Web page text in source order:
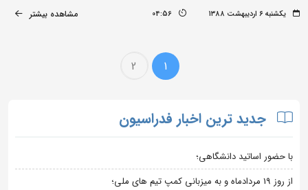
یکشنبه ۶ اردیبهشت ۱۳۸۸ 04:56 مشاهده بیشتر
1
2
جدید ترین اخبار فدراسیون
با حضور اساتید دانشگاهی؛
از روز 19 مردادماه و به میزبانی کمپ تیم های ملی؛